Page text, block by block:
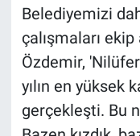
Belediyemizi
çalışmaları
Özdemir,
yılın en yüksek
gerçekleşti. Bu